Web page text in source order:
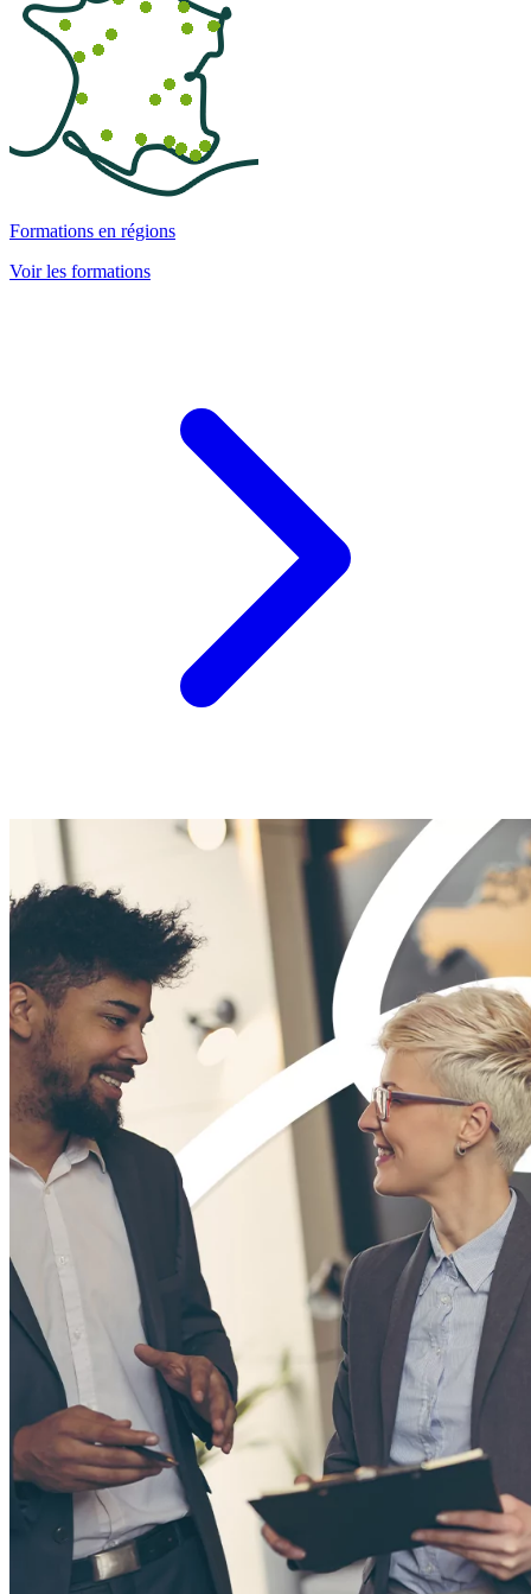
Formations en régions
Voir les formations